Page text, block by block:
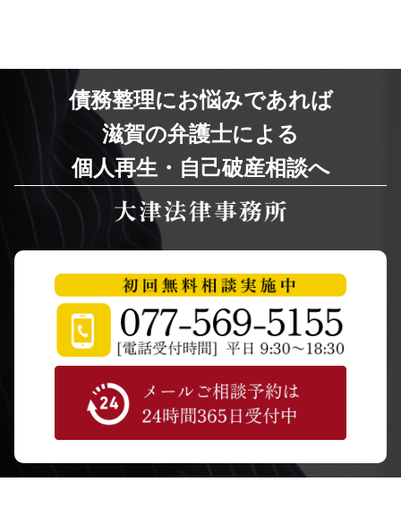
債務整理にお悩みであれば
滋賀の弁護士による
個人再生・自己破産相談へ